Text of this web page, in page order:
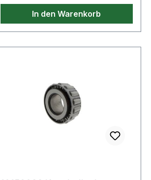
In den Warenkorb